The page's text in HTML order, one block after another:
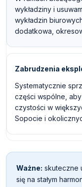
wykładziny i
wykładzin
dodatkowa,
Zabrudzenia
Systematycznie
części wspólne,
czystości w
Sopocie i
Ważne: skuteczne
się na stałym